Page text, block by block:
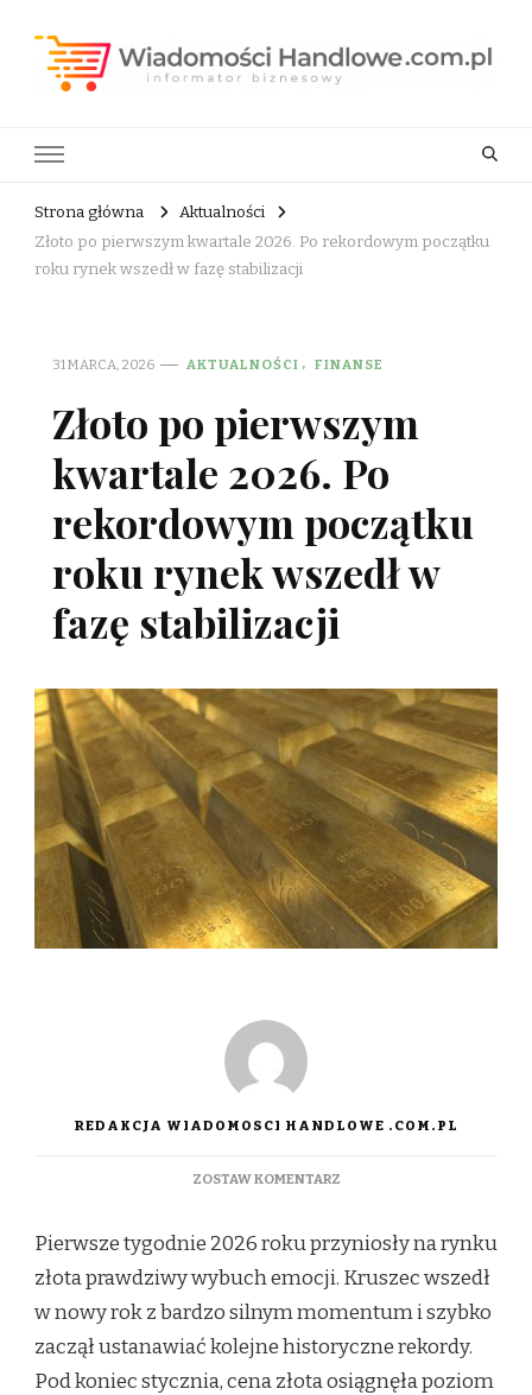
Strona główna
Aktualności
Złoto po pierwszym kwartale 2026. Po rekordowym początku
roku rynek wszedł w fazę stabilizacji
31 MARCA, 2026 AKTUALNOŚCI FINANSE
Złoto po pierwszym
kwartale 2026. Po
rekordowym początku
roku rynek wszedł w
fazę stabilizacji
REDAKCJA WIADOMOSCI HANDLOWE .COM.PL
ZOSTAW KOMENTARZDO
PIERWSZYM
KWARTALE
2026.
PO
REKORDOWYM
POCZĄTKU
ROKU
Pierwsze tygodnie 2026 roku przyniosły na rynku
złota prawdziwy wybuch emocji. Kruszec wszedł
w nowy rok z bardzo silnym momentum i szybko
zaczął ustanawiać kolejne historyczne rekordy.
Pod koniec stycznia, cena złota osiągnęła poziom